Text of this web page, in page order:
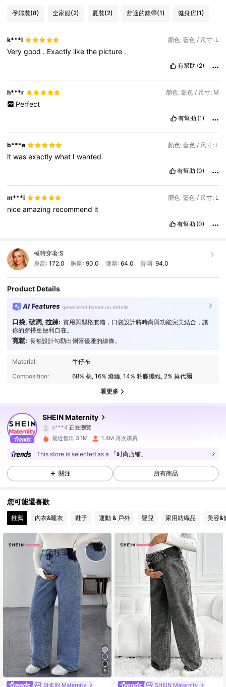
孕婦裝(8) 全家服(2) 夏裝(2) 舒適的錶帶(1) 健身房(1)
k***l 顏色: 藍色 / 尺寸: L
Verygood . Exactly likethe picture .
有幫助 (2)
h***r 顏色: 藍色 / 尺寸: M
Perfect
有幫助 (1)
b***e 顏色: 藍色 / 尺寸: L
itwasexactlywhat Iwanted
有幫助 (0)
m***i 顏色: 藍色 / 尺寸: L
niceamazing recommend it
有幫助 (0)
模特穿著:S
身高: 172.0 胸圍:90.0 腰圍: 64.0 臀圍: 94.0
Product Details
AI Features generated based on details
口袋, 破洞, 拉鍊: 實用與型格兼備，口袋設計將時尚與功能完美結合，讓
你的穿搭更便利自在。
寬鬆: 長袖設計勾勒出俐落優雅的線條。
Material:
牛仔布
Composition:
68% 棉, 16% 滌綸, 14% 粘膠纖維, 2% 莫代爾
看更多
SHEIN Maternity
481K 追蹤者
4.88 481K 追蹤者
4.88 481K 追蹤者
4.88 481K 追蹤者
4.88
4.88 481K 追蹤者
4.88 481K 追蹤者
4.88 481K 追蹤者
最近售出 3.1M 1.4M 再次購買
This store is selected as a 「时尚店铺」
關注 所有商品
您可能還喜歡
推薦 內衣&睡衣 鞋子 運動 & 戶外 嬰兒 家用紡織品 美容&
5
SHEIN Maternity SHEIN Maternity